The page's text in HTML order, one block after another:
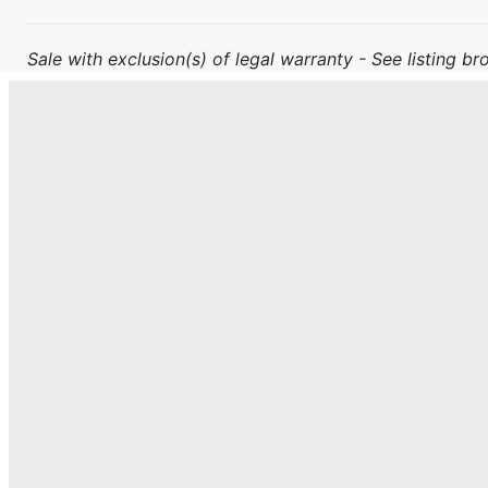
Sale with exclusion(s) of legal warranty - See listing